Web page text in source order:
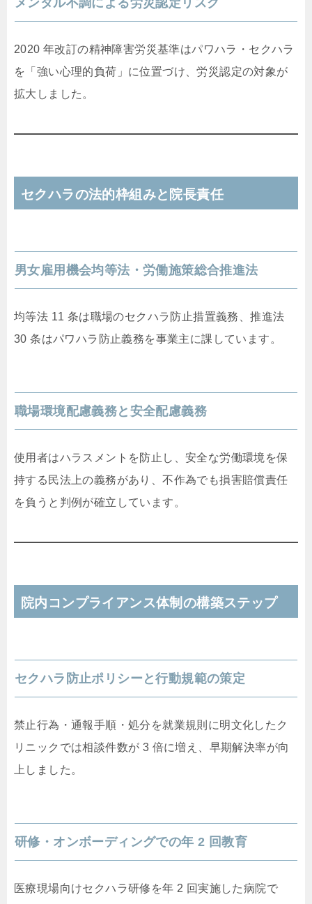
メンタル不調による労災認定リスク
2020 年改訂の精神障害労災基準はパワハラ・セクハラ
を「強い心理的負荷」に位置づけ、労災認定の対象が
拡大しました。
セクハラの法的枠組みと院長責任
男女雇用機会均等法・労働施策総合推進法
均等法 11 条は職場のセクハラ防止措置義務、推進法
30 条はパワハラ防止義務を事業主に課しています。
職場環境配慮義務と安全配慮義務
使用者はハラスメントを防止し、安全な労働環境を保
持する民法上の義務があり、不作為でも損害賠償責任
を負うと判例が確立しています。
院内コンプライアンス体制の構築ステップ
セクハラ防止ポリシーと行動規範の策定
禁止行為・通報手順・処分を就業規則に明文化したク
リニックでは相談件数が 3 倍に増え、早期解決率が向
上しました。
研修・オンボーディングでの年 2 回教育
医療現場向けセクハラ研修を年 2 回実施した病院で